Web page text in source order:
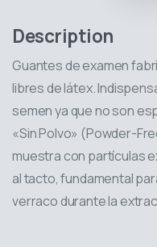
Description
Guantes de examen
libres de látex.
semen ya que no son
«Sin Polvo» (Powder-
muestra con partículas
al tacto, fundamental
verraco durante la